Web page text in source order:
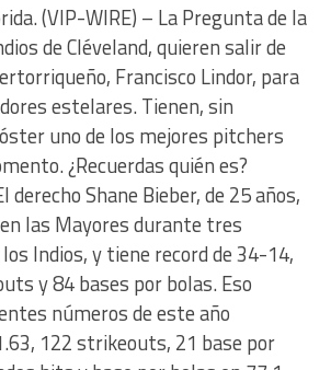
(VIP-WIRE) – La Pregunta de la
de Cléveland, quieren salir de
Francisco Lindor, para
estelares. Tienen, sin
uno de los mejores pitchers
¿Recuerdas quién es?
derecho Shane Bieber, de 25 años,
las Mayores durante tres
Indios, y tiene record de 34-14,
y 84 bases por bolas. Eso
números de este año
122 strikeouts, 21 base por